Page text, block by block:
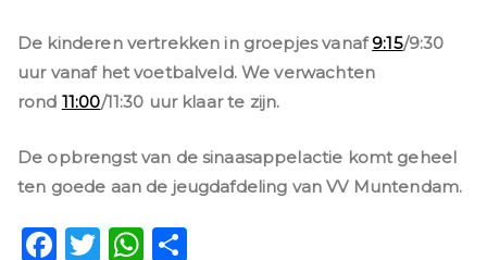
De kinderen vertrekken in groepjes vanaf9:15/9:30
uur vanaf het voetbalveld. We verwachten
rond 11:00/11:30 uur klaar te zijn.
De opbrengst van de sinaasappelactie komt geheel
ten goede aan de jeugdafdeling van VV Muntendam.
F
T
W